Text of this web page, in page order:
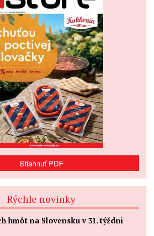
Stiahnuť PDF
Rýchle novinky
hmôt na Slovensku v 31. týždni